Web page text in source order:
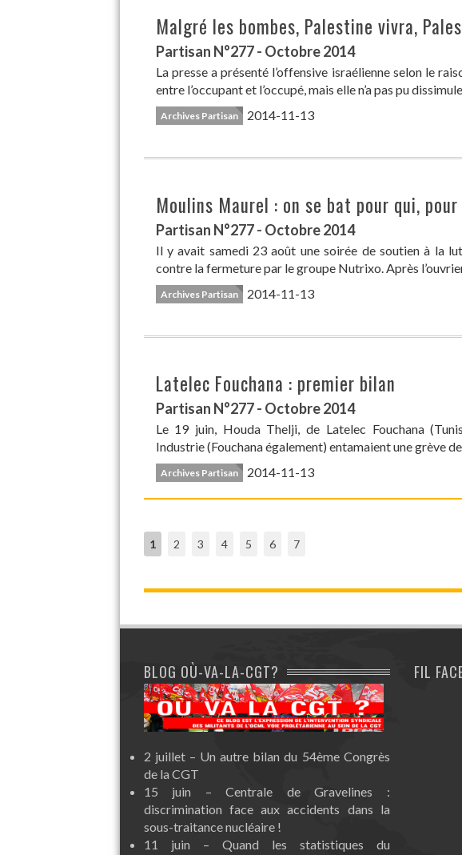
Malgré les bombes, Palestine vivra,
Partisan N°277 - Octobre 2014
La presse a présenté l’offensive israélienne selon le
entre l’occupant et l’occupé, mais elle n’a pas pu
Archives Partisan 2014-11-13
Moulins Maurel : on se bat pour qui,
Partisan N°277 - Octobre 2014
Il y avait samedi 23 août une soirée de soutien à la
contre la fermeture par le groupe Nutrixo. Après
Archives Partisan 2014-11-13
Latelec Fouchana : premier bilan
Partisan N°277 - Octobre 2014
Le 19 juin, Houda Thelji, de Latelec Fouchana
Industrie (Fouchana également) entamaient une grève
Archives Partisan 2014-11-13
1 2 3 4 5 6 7
BLOG OÙ-VA-LA-CGT?
2 juillet – Un autre bilan du 54ème Congrès
de la CGT
15 juin – Centrale de Gravelines :
discrimination face aux accidents dans la
sous-traitance nucléaire !
11 juin – Quand les statistiques du
FIL